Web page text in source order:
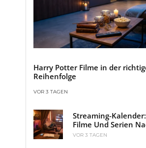
Harry Potter Filme in der
Reihenfolge
VOR 3 TAGEN
Streaming-
Filme Und Serien
VOR 3 TAGEN